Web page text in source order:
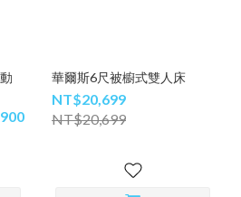
華爾斯6尺被櫥式雙人床
NT$20,699
NT$20,699